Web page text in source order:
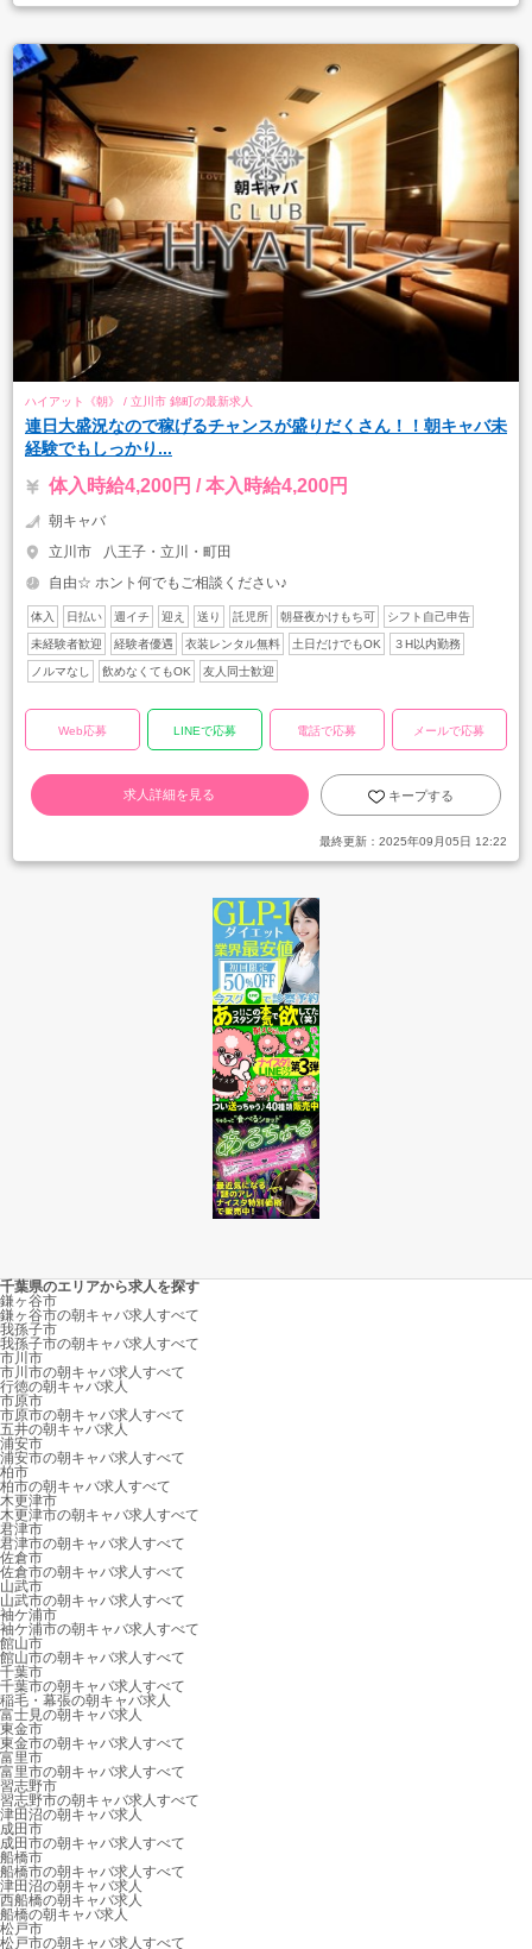
ハイアット《朝》 / 立川市 錦町の最新求人
連日大盛況なので稼げるチャンスが盛りだくさん！！朝キャバ未
経験でもしっかり...
体入時給4,200円 / 本入時給4,200円
朝キャバ
立川市
八王子・立川・町田
自由☆ ホント何でもご相談ください♪
体入 日払い 週イチ 迎え 送り 託児所 朝昼夜かけもち可 シフト自己申告
未経験者歓迎 経験者優遇 衣装レンタル無料 土日だけでもOK ３H以内勤務
ノルマなし 飲めなくてもOK 友人同士歓迎
Web応募 LINEで応募 電話で応募 メールで応募
求人詳細を見る キープする
最終更新： 2025年09月05日 12:22
千葉県のエリアから求人を探す
鎌ヶ谷市
鎌ヶ谷市の朝キャバ求人すべて
我孫子市
我孫子市の朝キャバ求人すべて
市川市
市川市の朝キャバ求人すべて
行徳の朝キャバ求人
市原市
市原市の朝キャバ求人すべて
五井の朝キャバ求人
浦安市
浦安市の朝キャバ求人すべて
柏市
柏市の朝キャバ求人すべて
木更津市
木更津市の朝キャバ求人すべて
君津市
君津市の朝キャバ求人すべて
佐倉市
佐倉市の朝キャバ求人すべて
山武市
山武市の朝キャバ求人すべて
袖ケ浦市
袖ケ浦市の朝キャバ求人すべて
館山市
館山市の朝キャバ求人すべて
千葉市
千葉市の朝キャバ求人すべて
稲毛・幕張の朝キャバ求人
富士見の朝キャバ求人
東金市
東金市の朝キャバ求人すべて
富里市
富里市の朝キャバ求人すべて
習志野市
習志野市の朝キャバ求人すべて
津田沼の朝キャバ求人
成田市
成田市の朝キャバ求人すべて
船橋市
船橋市の朝キャバ求人すべて
津田沼の朝キャバ求人
西船橋の朝キャバ求人
船橋の朝キャバ求人
松戸市
松戸市の朝キャバ求人すべて